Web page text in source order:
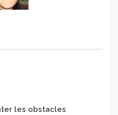
les obstacles